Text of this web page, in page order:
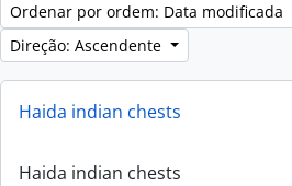
Ordenar por ordem: Data modificada
Direção: Ascendente
Haida indian chests
Haida indian chests